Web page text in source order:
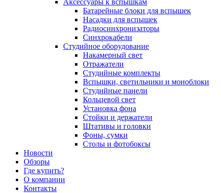
Батарейные блоки для вспышек
Насадки для вспышек
Радиосинхронизаторы
Синхрокабели
Студийное оборудование
Накамерный свет
Отражатели
Студийные комплекты
Вспышки, светильники и моноблоки
Студийные панели
Кольцевой свет
Установка фона
Стойки и держатели
Штативы и головки
Фоны, сумки
Столы и фотобоксы
Новости
Обзоры
Где купить?
О компании
Контакты